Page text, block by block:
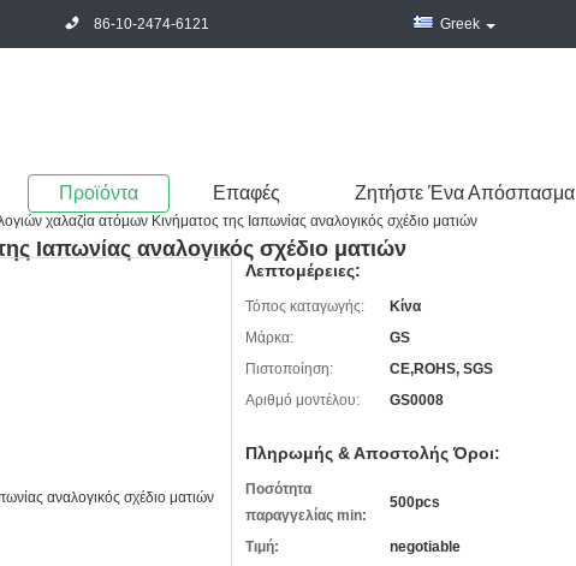
86-10-2474-6121 Greek
Προϊόντα Επαφές Ζητήστε Ένα Απόσπασμα
χαλαζία ατόμων Κινήματος της Ιαπωνίας αναλογικός σχέδιο ματιών
Ιαπωνίας αναλογικός σχέδιο ματιών
Λεπτομέρειες:
Τόπος καταγωγής:
Κίνα
Μάρκα:
GS
Πιστοποίηση:
CE,ROHS, SGS
Αριθμό μοντέλου:
GS0008
Πληρωμής & Αποστολής Όροι:
Ποσότητα
παραγγελίας min:
500pcs
Τιμή:
negotiable